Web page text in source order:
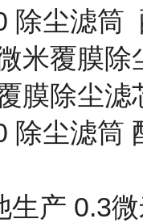
除尘滤筒
米覆膜除
膜除尘滤
除尘滤筒
生产 0.3